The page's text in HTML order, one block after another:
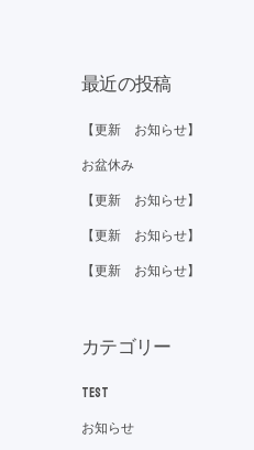
最近の投稿
【更新 お知らせ】
お盆休み
【更新 お知らせ】
【更新 お知らせ】
【更新 お知らせ】
カテゴリー
TEST
お知らせ